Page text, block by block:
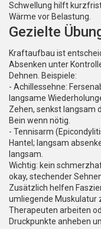
Schwellung hilft
Wärme vor Belastung.
Gezielte
Kraftaufbau ist
Absenken unter
Dehnen. Beispiele:
- Achillessehne:
langsame
Zehen, senkst langsam
Bein wenn nötig.
- Tennisarm
Hantel; langsam
langsam.
Wichtig: kein
okay, stechender
Zusätzlich helfen
umliegende Muskulatur
Therapeuten arbeiten
Druckpunkte anheben